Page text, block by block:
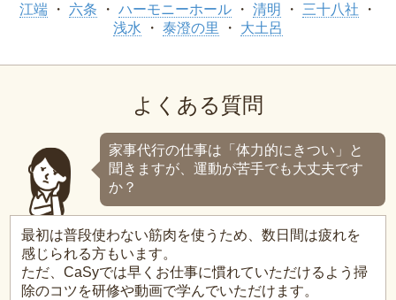
江端 六条 ハーモニーホール 清明
三十八社
浅水
泰澄の里 大土呂
よくある質問
家事代行の仕事は「体力的にきつい」と
聞きますが、運動が苦手でも大丈夫です
か？
最初は普段使わない筋肉を使うため、数日間は疲れを
感じられる方もいます。
ただ、CaSyでは早くお仕事に慣れていただけるよう掃
除のコツを研修や動画で学んでいただけます。